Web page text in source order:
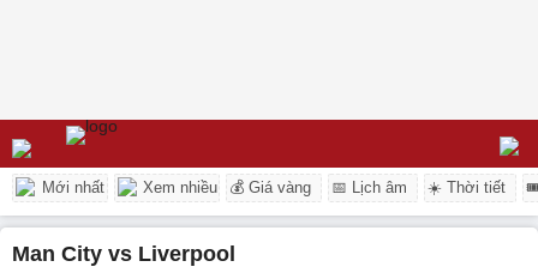
Mới nhất Xem nhiều 💰 Giá vàng 📅 Lịch âm ☀️ Thời tiết
Man City vs Liverpool